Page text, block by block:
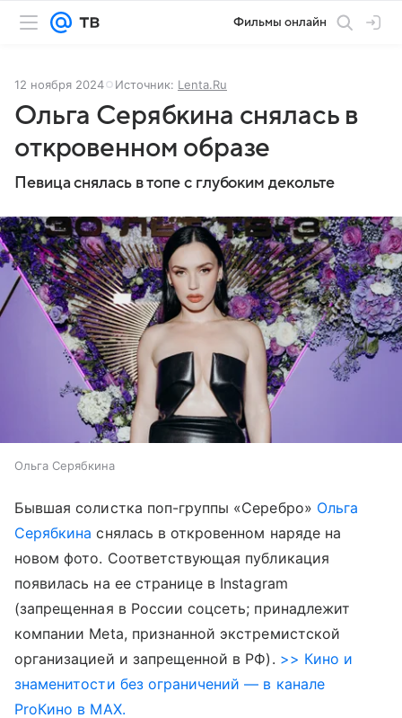
Фильмы онлайн
12 ноября 2024 Источник: Lenta.Ru
Ольга Серябкина снялась в
откровенном образе
Певица снялась в топе с глубоким декольте
Ольга Серябкина
Бывшая солистка поп-группы «Серебро» Ольга
Серябкина снялась в откровенном наряде на
новом фото. Соответствующая публикация
появилась на ее странице в Instagram
(запрещенная в России соцсеть; принадлежит
компании Meta, признанной экстремистской
организацией и запрещенной в РФ). >> Кино и
знаменитости без ограничений — в канале
ProКино в MAX.